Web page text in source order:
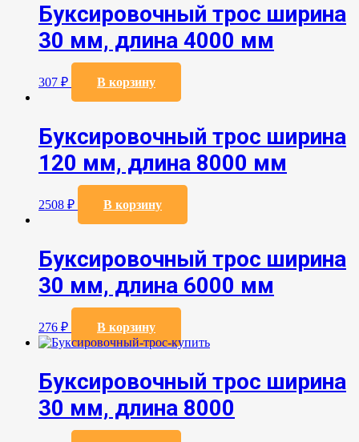
Буксировочный трос ширина
30 мм, длина 4000 мм
307 ₽ В корзину
Буксировочный трос ширина
120 мм, длина 8000 мм
2508 ₽ В корзину
Буксировочный трос ширина
30 мм, длина 6000 мм
276 ₽ В корзину
Буксировочный трос ширина
30 мм, длина 8000